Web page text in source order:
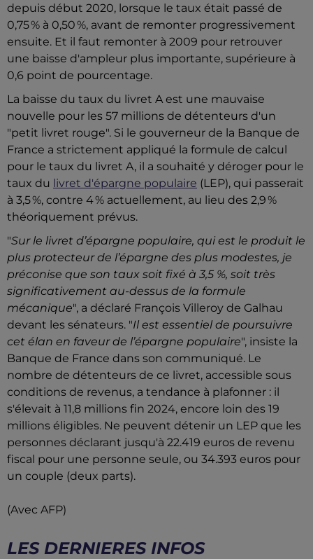
depuis début 2020, lorsque le taux était passé de
0,75 % à 0,50 %, avant de remonter progressivement
ensuite. Et il faut remonter à 2009 pour retrouver
une baisse d'ampleur plus importante, supérieure à
0,6 point de pourcentage.
La baisse du taux du livret A est une mauvaise
nouvelle pour les 57 millions de détenteurs d'un
"petit livret rouge". Si le gouverneur de la Banque de
France a strictement appliqué la formule de calcul
pour le taux du livret A, il a souhaité y déroger pour le
taux du livret d'épargne populaire (LEP), qui passerait
à 3,5 %, contre 4 % actuellement, au lieu des 2,9 %
théoriquement prévus.
"Sur le livret d’épargne populaire, qui est le produit le
plus protecteur de l’épargne des plus modestes, je
préconise que son taux soit fixé à 3,5 %, soit très
significativement au-dessus de la formule
mécanique", a déclaré François Villeroy de Galhau
devant les sénateurs. "Il est essentiel de poursuivre
cet élan en faveur de l’épargne populaire", insiste la
Banque de France dans son communiqué. Le
nombre de détenteurs de ce livret, accessible sous
conditions de revenus, a tendance à plafonner : il
s'élevait à 11,8 millions fin 2024, encore loin des 19
millions éligibles. Ne peuvent détenir un LEP que les
personnes déclarant jusqu'à 22.419 euros de revenu
fiscal pour une personne seule, ou 34.393 euros pour
un couple (deux parts).
(Avec AFP)
LES DERNIERES INFOS